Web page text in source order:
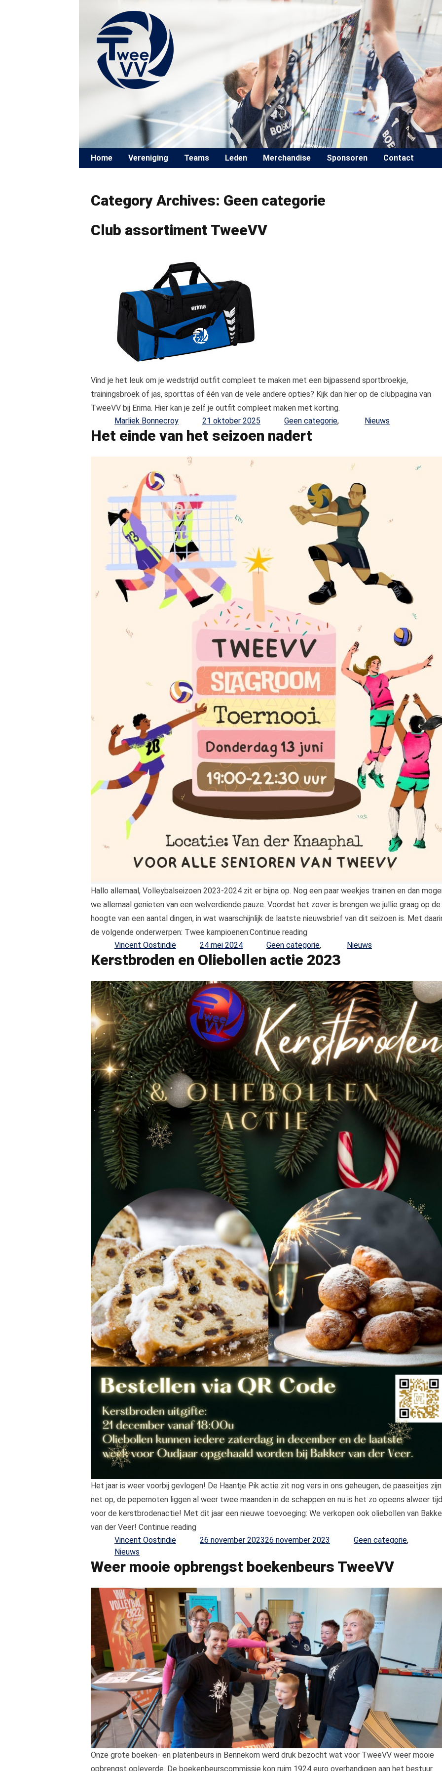
Home Vereniging Teams Leden Merchandise Sponsoren Contact
Category Archives: Geen categorie
Club assortiment TweeVV
Vind je het leuk om je wedstrijd outfit compleet te maken met een bijpassend sportbroekje,
trainingsbroek of jas, sporttas of één van de vele andere opties? Kijk dan hier op de clubpagina van
TweeVV bij Erima. Hier kan je zelf je outfit compleet maken met korting.
Posted byMarliek Bonnecroy 21 oktober 2025 Posted inGeen categorie, Nieuws
Het einde van het seizoen nadert
Hallo allemaal, Volleybalseizoen 2023-2024 zit er bijna op. Nog een paar weekjes trainen en dan
we allemaal genieten van een welverdiende pauze. Voordat het zover is brengen we jullie graag op de
hoogte van een aantal dingen, in wat waarschijnlijk de laatste nieuwsbrief van dit seizoen is. Met
de volgende onderwerpen: Twee kampioenen:Continue reading“Het einde van het seizoen nadert”
Posted byVincent Oostindië 24 mei 2024Posted inGeen categorie, Nieuws
Kerstbroden en Oliebollen actie 2023
Het jaar is weer voorbij gevlogen! De Haantje Pik actie zit nog vers in ons geheugen, de paaseitjes zijn
net op, de pepernoten liggen al weer twee maanden in de schappen en nu is het zo opeens alweer tijd
voor de kerstbrodenactie! Met dit jaar een nieuwe toevoeging: We verkopen ook oliebollen van
van der Veer! Continue reading“Kerstbroden en Oliebollen actie 2023”
Posted byVincent Oostindië 26 november 202326 november 2023 Posted inGeen categorie,
Nieuws
Weer mooie opbrengst boekenbeurs TweeVV
Onze grote boeken- en platenbeurs in Bennekom werd druk bezocht wat voor TweeVV weer mooie
opbrengst opleverde. De boekenbeurscommissie kon ruim 1924 euro overhandigen aan het bestuur.